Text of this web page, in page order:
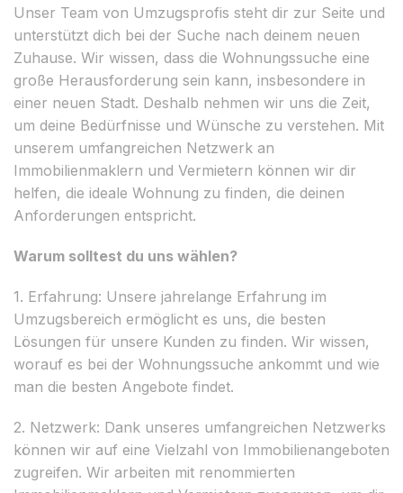
Unser Team von Umzugsprofis steht dir zur Seite und
unterstützt dich bei der Suche nach deinem neuen
Zuhause. Wir wissen, dass die Wohnungssuche eine
große Herausforderung sein kann, insbesondere in
einer neuen Stadt. Deshalb nehmen wir uns die Zeit,
um deine Bedürfnisse und Wünsche zu verstehen. Mit
unserem umfangreichen Netzwerk an
Immobilienmaklern und Vermietern können wir dir
helfen, die ideale Wohnung zu finden, die deinen
Anforderungen entspricht.
Warum solltest du uns wählen?
1. Erfahrung: Unsere jahrelange Erfahrung im
Umzugsbereich ermöglicht es uns, die besten
Lösungen für unsere Kunden zu finden. Wir wissen,
worauf es bei der Wohnungssuche ankommt und wie
man die besten Angebote findet.
2. Netzwerk: Dank unseres umfangreichen Netzwerks
können wir auf eine Vielzahl von Immobilienangeboten
zugreifen. Wir arbeiten mit renommierten